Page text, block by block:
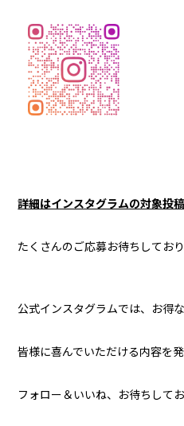
詳細はインスタグラムの対象投
たくさんのご応募お待ちしてお
公式インスタグラムでは、お得
皆様に喜んでいただける内容を
フォロー＆いいね、お待ちして